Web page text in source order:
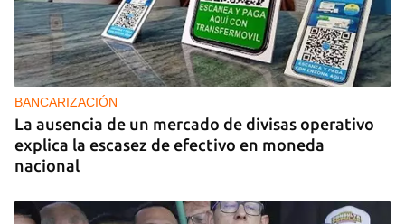
BANCARIZACIÓN
La ausencia de un mercado de divisas operativo
explica la escasez de efectivo en moneda
nacional